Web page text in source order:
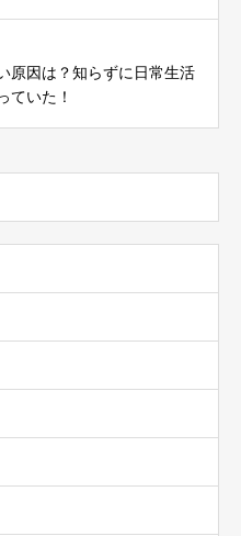
原因は？知らずに日常生活
ていた！